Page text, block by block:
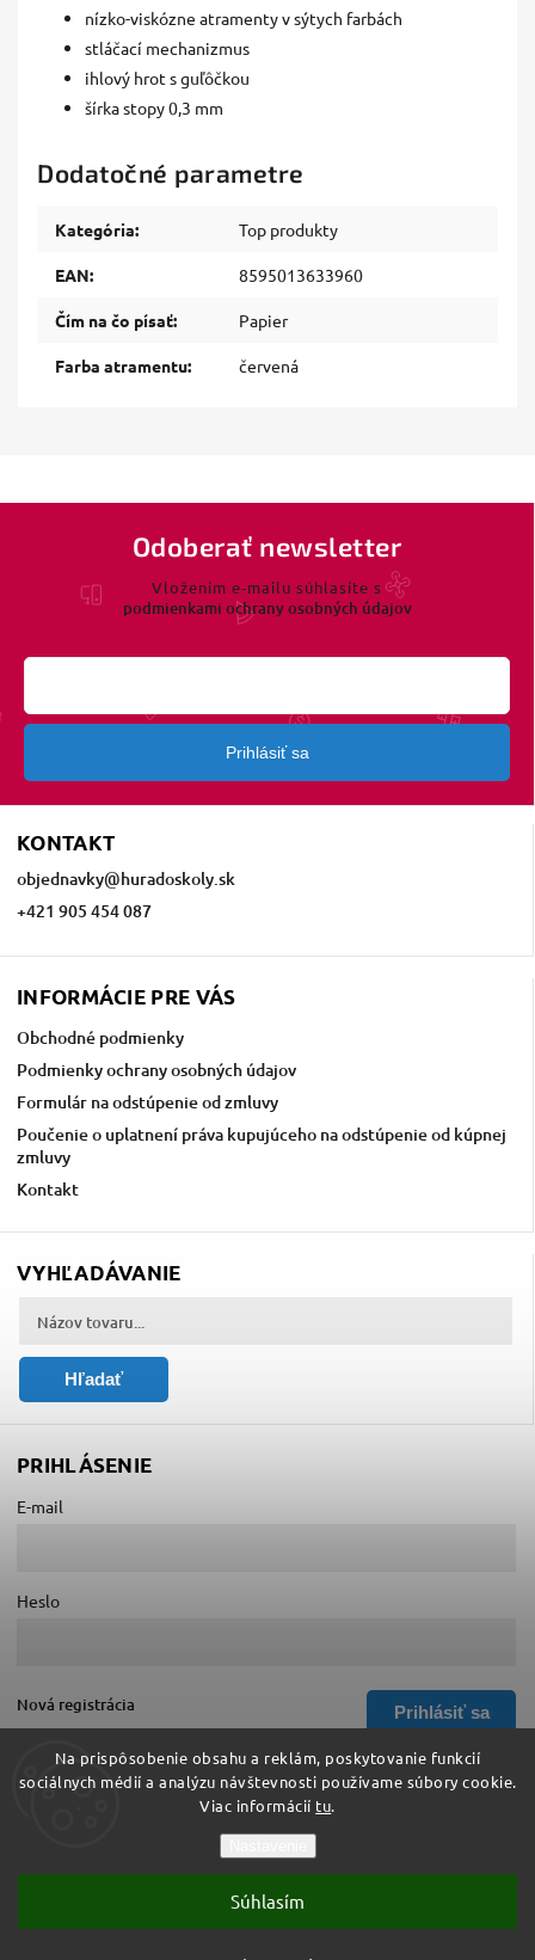
Na prispôsobenie obsahu a reklám, poskytovanie funkcií
sociálnych médií a analýzu návštevnosti používame súbory cookie.
Viac informácií tu.
Súhlasím
nízko-viskózne atramenty v sýtych farbách
stláčací mechanizmus
ihlový hrot s guľôčkou
šírka stopy 0,3 mm
Dodatočné parametre
Kategória: Top produkty
EAN: 8595013633960
Čím na čo písať: Papier
Farba atramentu: červená
KONTAKT
objednavky@huradoskoly.sk
+421 905 454 087
INFORMÁCIE PRE VÁS
Obchodné podmienky
Podmienky ochrany osobných údajov
Formulár na odstúpenie od zmluvy
Poučenie o uplatnení práva kupujúceho na odstúpenie od kúpnej
zmluvy
Kontakt
Odoberať newsletter
Vložením e-mailu súhlasíte s
podmienkami ochrany osobných údajov
Prihlásiť sa
VYHĽADÁVANIE
Hľadať
PRIHLÁSENIE
E-mail
Heslo
Prihlásiť sa
Nová registrácia
Zabudnuté heslo
Vytvoril Shoptet
Hurá do školy. Všetky práva vyhradené.
Upraviť nastavenie cookies
Shoptet| Design